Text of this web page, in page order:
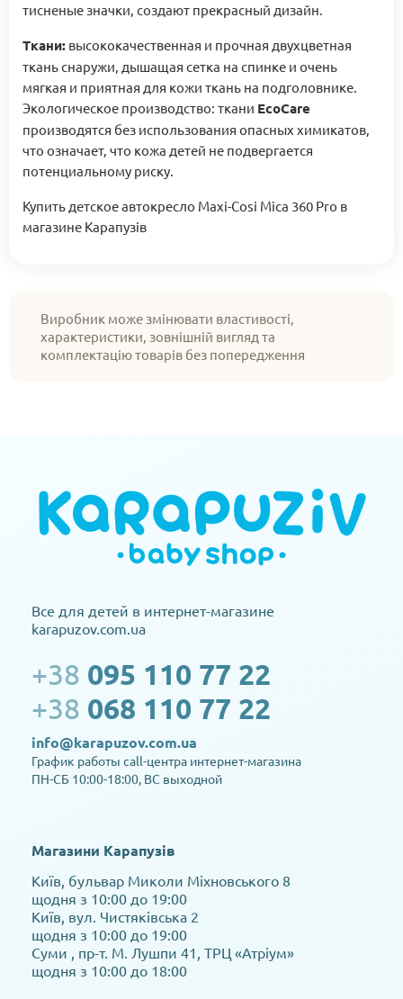
тисненые значки, создают прекрасный дизайн.
Ткани: высококачественная и прочная двухцветная
ткань снаружи, дышащая сетка на спинке и очень
мягкая и приятная для кожи ткань на подголовнике.
Экологическое производство: ткани EcoCare
производятся без использования опасных химикатов,
что означает, что кожа детей не подвергается
потенциальному риску.
Купить детское автокресло Maxi-Cosi Mica 360 Pro в
магазине Карапузів
Виробник може змінювати властивості,
характеристики, зовнішній вигляд та
комплектацію товарів без попередження
Все для детей в интернет-магазине
karapuzov.com.ua
+38 095 110 77 22
+38 068 110 77 22
info@karapuzov.com.ua
График работы call-центра интернет-магазина
ПН-СБ 10:00-18:00, ВС выходной
Магазини Карапузів
Київ, бульвар Миколи Міхновського 8
щодня з 10:00 до 19:00
Київ, вул. Чистяківська 2
щодня з 10:00 до 19:00
Суми , пр-т. М. Лушпи 41, ТРЦ «Атріум»
щодня з 10:00 до 18:00